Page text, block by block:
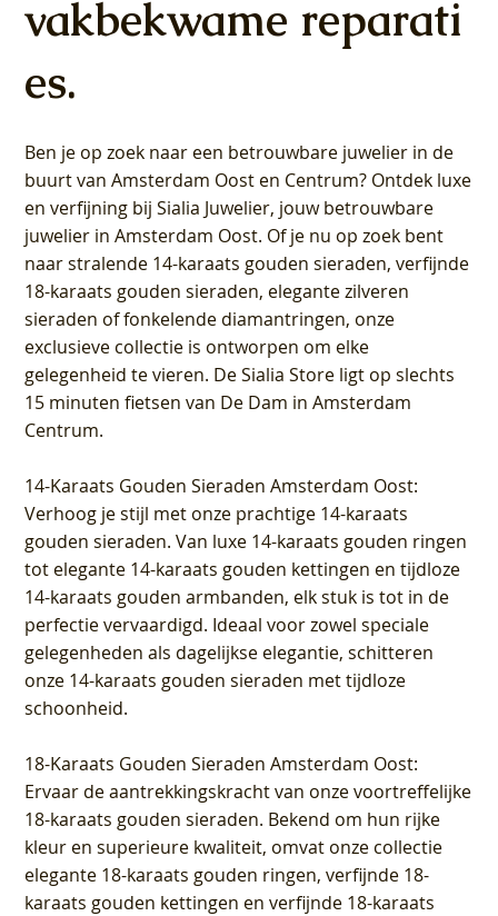
vakbekwame reparati
es.
Ben je op zoek naar een betrouwbare juwelier in de
buurt van Amsterdam Oost en Centrum? Ontdek luxe
en verfijning bij Sialia Juwelier, jouw betrouwbare
juwelier in Amsterdam Oost. Of je nu op zoek bent
naar stralende 14-karaats gouden sieraden, verfijnde
18-karaats gouden sieraden, elegante zilveren
sieraden of fonkelende diamantringen, onze
exclusieve collectie is ontworpen om elke
gelegenheid te vieren. De Sialia Store ligt op slechts
15 minuten fietsen van De Dam in Amsterdam
Centrum.
14-Karaats Gouden Sieraden Amsterdam Oost:
Verhoog je stijl met onze prachtige 14-karaats
gouden sieraden. Van luxe 14-karaats gouden ringen
tot elegante 14-karaats gouden kettingen en tijdloze
14-karaats gouden armbanden, elk stuk is tot in de
perfectie vervaardigd. Ideaal voor zowel speciale
gelegenheden als dagelijkse elegantie, schitteren
onze 14-karaats gouden sieraden met tijdloze
schoonheid.
18-Karaats Gouden Sieraden Amsterdam Oost:
Ervaar de aantrekkingskracht van onze voortreffelijke
18-karaats gouden sieraden. Bekend om hun rijke
kleur en superieure kwaliteit, omvat onze collectie
elegante 18-karaats gouden ringen, verfijnde 18-
karaats gouden kettingen en verfijnde 18-karaats